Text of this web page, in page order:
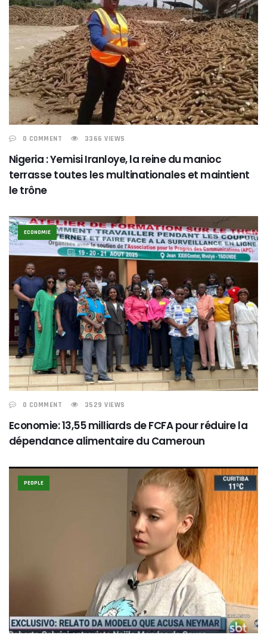
0 COMMENT 3366 VIEWS
Nigeria : Yemisi Iranloye, la reine du manioc
terrasse toutes les multinationales et maintient
le trône
ECONOMIE
0 COMMENT 3529 VIEWS
Economie: 13,55 milliards de FCFA pour réduire la
dépendance alimentaire du Cameroun
PEOPLE